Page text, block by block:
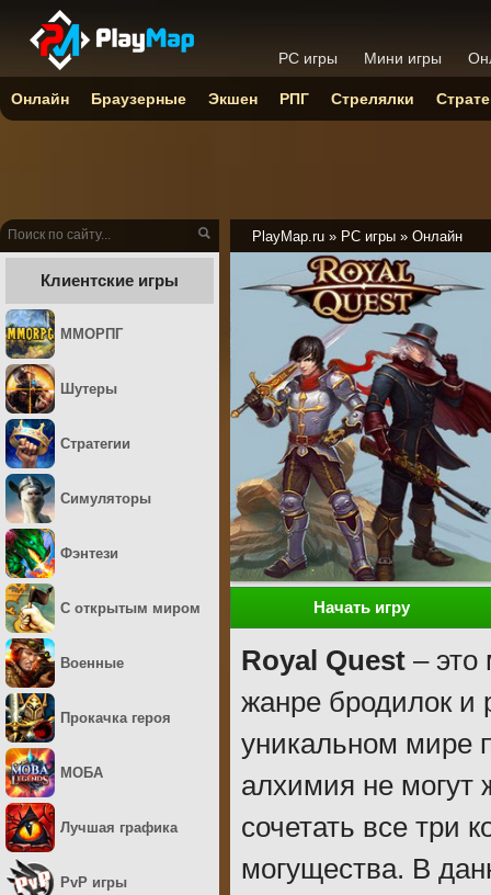
PlayMap.ru » PC игры » Онлайн
Начать игру
Royal Quest – это
жанре бродилок и
уникальном мире
алхимия не могут
сочетать все три
могущества. В
Клиентские игры
ММОРПГ
Шутеры
Стратегии
Симуляторы
Фэнтези
С открытым миром
Военные
Прокачка героя
МОБА
Лучшая графика
PvP игры
PC игры Мини игры
Онлайн Браузерные Экшен РПГ Стрелялки